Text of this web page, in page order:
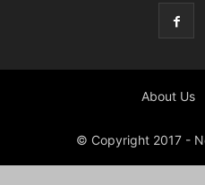
About Us
© Copyright 2017 -